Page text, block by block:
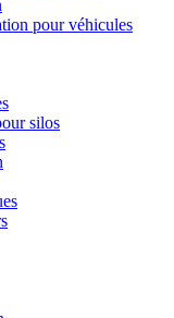
pour véhicules
silos